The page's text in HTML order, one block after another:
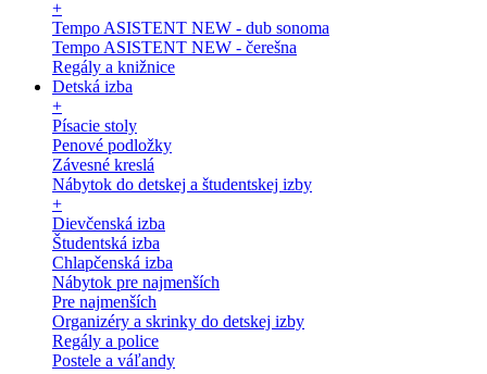
+
Tempo ASISTENT NEW - dub sonoma
Tempo ASISTENT NEW - čerešna
Regály a knižnice
Detská izba
+
Písacie stoly
Penové podložky
Závesné kreslá
Nábytok do detskej a študentskej izby
+
Dievčenská izba
Študentská izba
Chlapčenská izba
Nábytok pre najmenších
Pre najmenších
Organizéry a skrinky do detskej izby
Regály a police
Postele a váľandy